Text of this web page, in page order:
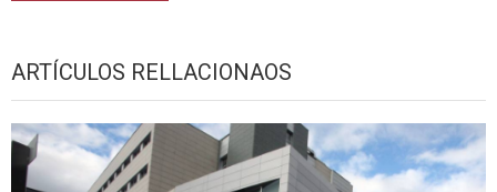
ARTÍCULOS RELLACIONAOS